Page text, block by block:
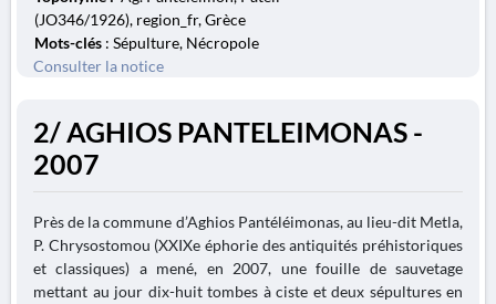
(JO346/1926), region_fr, Grèce
Mots-clés : Sépulture, Nécropole
Consulter la notice
2/ AGHIOS PANTELEIMONAS -
2007
Près de la commune d’Aghios Pantéléimonas, au lieu-dit Metla,
P. Chrysostomou (XXIXe éphorie des antiquités préhistoriques
et classiques) a mené, en 2007, une fouille de sauvetage
mettant au jour dix-huit tombes à ciste et deux sépultures en